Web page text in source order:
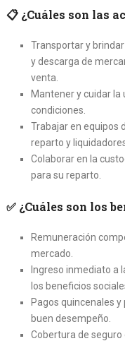
📋 ¿Cuáles son las
Transportar y
y descarga de
venta.
Mantener y cuidar
condiciones.
Trabajar en equipos
reparto y
Colaborar en la
para su reparto.
✅ ¿Cuáles son los
Remuneración
mercado.
Ingreso inmediato a
los beneficios
Pagos quincenales
buen desempeño.
Cobertura de seguro